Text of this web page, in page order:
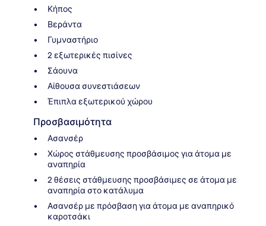
Κήπος
Βεράντα
Γυμναστήριο
2 εξωτερικές πισίνες
Σάουνα
Αίθουσα συνεστιάσεων
Έπιπλα εξωτερικού χώρου
Προσβασιμότητα
Ασανσέρ
Χώρος στάθμευσης προσβάσιμος για άτομα με
αναπηρία
2 θέσεις στάθμευσης προσβάσιμες σε άτομα με
αναπηρία στο κατάλυμα
Ασανσέρ με πρόσβαση για άτομα με αναπηρικό
καροτσάκι